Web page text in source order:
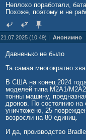
Неплохо поработали,
Похоже, поэтому и не
21.07.2025 (10:49) | Анонимно
Давненько не было
Та самая многократно
В США на конец 2024
моделей типа М2А1/
тонны машину,
дронов. По состоянию
уничтожено, 25
возросли на 80 единиц.
И да, производство